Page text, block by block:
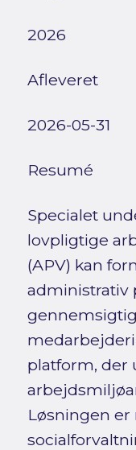
2026
Afleveret
2026-05-31
Resumé
Specialet
lovpligtige
(APV) kan
administrativ
platform, der
Løsningen